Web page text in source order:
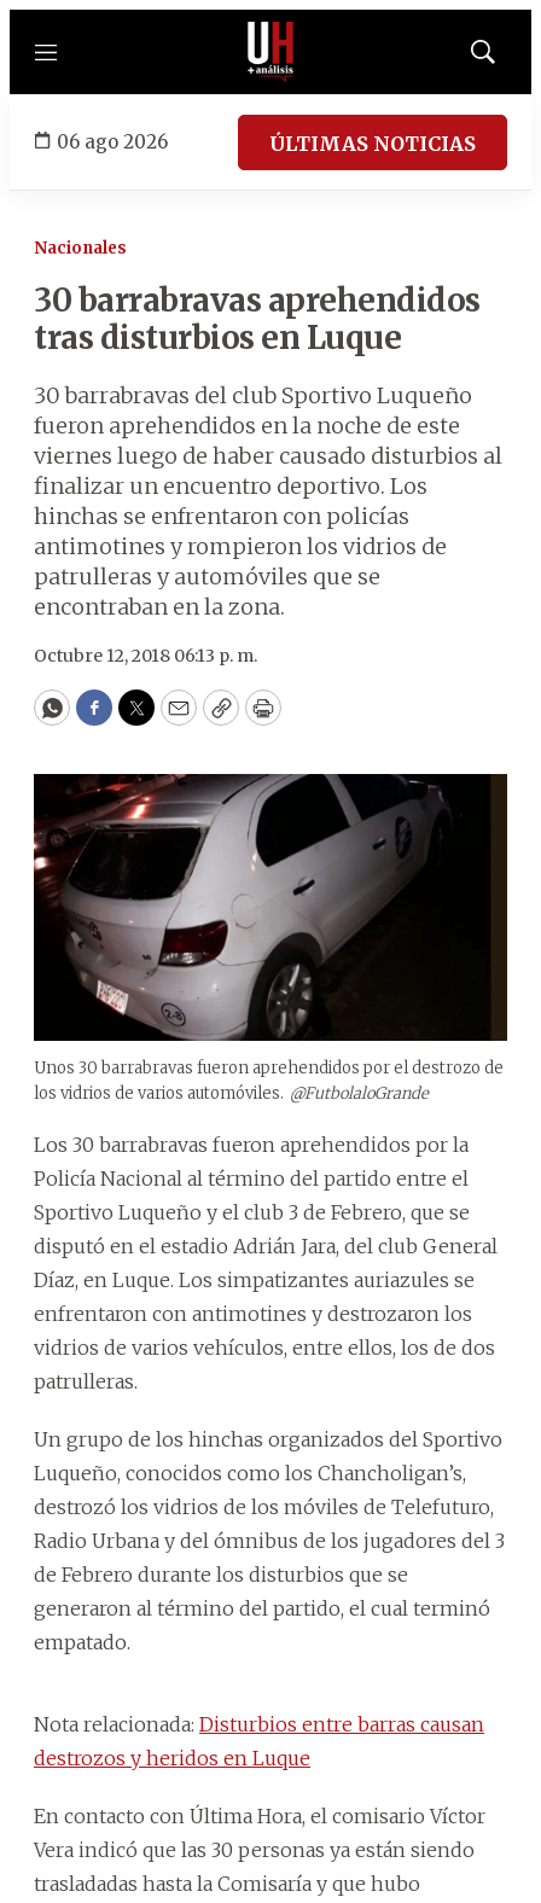
Menú
Mostrar
06 ago 2026 ÚLTIMAS NOTICIAS
Nacionales
30 barrabravas aprehendidos
tras disturbios en Luque
30 barrabravas del club Sportivo Luqueño
fueron aprehendidos en la noche de este
viernes luego de haber causado disturbios al
finalizar un encuentro deportivo. Los
hinchas se enfrentaron con policías
antimotines y rompieron los vidrios de
patrulleras y automóviles que se
encontraban en la zona.
Octubre 12, 2018 06:13 p. m.
WhatsApp
Facebook
Twitter
EmailCopyPrint
Unos 30 barrabravas fueron aprehendidos por el destrozo de
los vidrios de varios automóviles. @FutbolaloGrande
Los 30 barrabravas fueron aprehendidos por la
Policía Nacional al término del partido entre el
Sportivo Luqueño y el club 3 de Febrero, que se
disputó en el estadio Adrián Jara, del club General
Díaz, en Luque. Los simpatizantes auriazules se
enfrentaron con antimotines y destrozaron los
vidrios de varios vehículos, entre ellos, los de dos
patrulleras.
Un grupo de los hinchas organizados del Sportivo
Luqueño, conocidos como los Chancholigan’s,
destrozó los vidrios de los móviles de Telefuturo,
Radio Urbana y del ómnibus de los jugadores del 3
de Febrero durante los disturbios que se
generaron al término del partido, el cual terminó
empatado.
Nota relacionada: Disturbios entre barras causan
destrozos y heridos en Luque
En contacto con Última Hora, el comisario Víctor
Vera indicó que las 30 personas ya están siendo
trasladadas hasta la Comisaría y que hubo